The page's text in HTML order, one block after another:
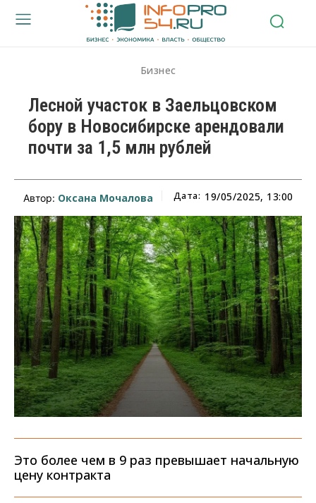
Бизнес
Лесной участок в Заельцовском
бору в Новосибирске арендовали
почти за 1,5 млн рублей
Автор: Оксана Мочалова Дата: 19/05/2025, 13:00
Это более чем в 9 раз превышает начальную
цену контракта